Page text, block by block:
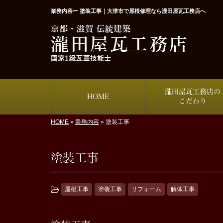
業務内容ー 塗装工事｜大津市で屋根修理なら瀧田屋瓦工務店へ
HOME
瀧田屋瓦工務店の
こだわり
HOME » 業務内容 » 塗装工事
塗装工事
屋根工事 塗装工事 リフォーム 解体工事